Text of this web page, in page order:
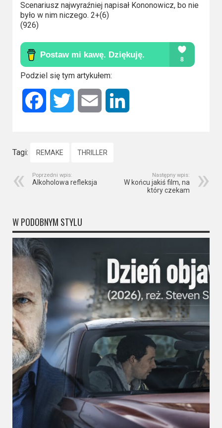
Scenariusz najwyraźniej napisał Kononowicz, bo nie
było w nim niczego. 2+(6)
(926)
Podziel się tym artykułem:
Facebook Twitter Email
Tagi: REMAKE THRILLER
Poprzedni wpis:
Alkoholowa refleksja
Następny wpis:
W końcu jakiś film, na
który czekam
W PODOBNYM STYLU